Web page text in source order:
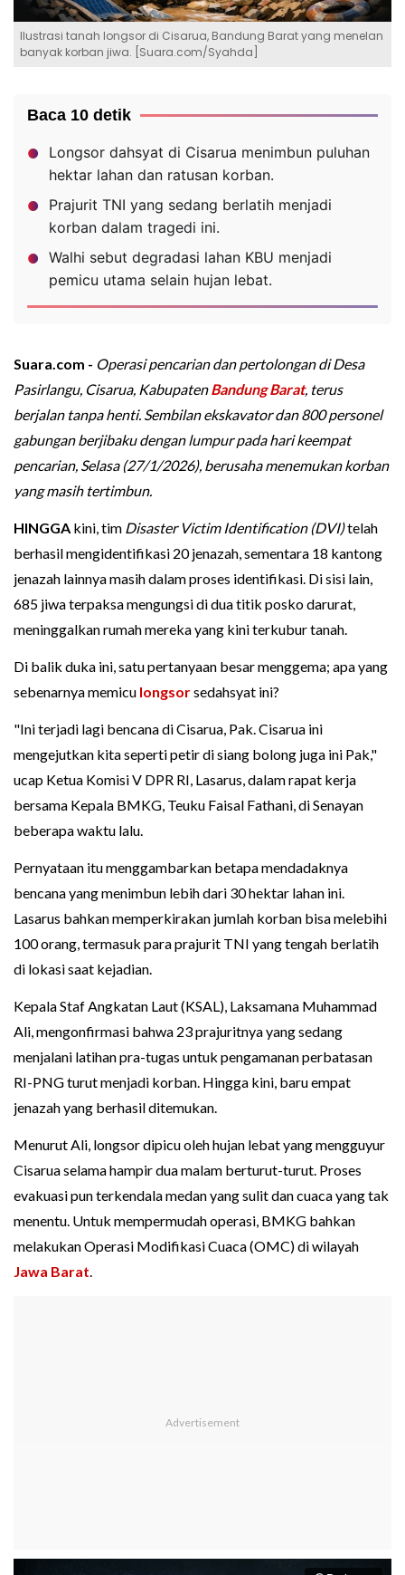
Ilustrasi tanah longsor di Cisarua, Bandung Barat yang menelan
banyak korban jiwa. [Suara.com/Syahda]
Baca 10 detik
Longsor dahsyat di Cisarua menimbun puluhan
hektar lahan dan ratusan korban.
Prajurit TNI yang sedang berlatih menjadi
korban dalam tragedi ini.
Walhi sebut degradasi lahan KBU menjadi
pemicu utama selain hujan lebat.
Suara.com - Operasi pencarian dan pertolongan di Desa
Pasirlangu, Cisarua, KabupatenBandung Barat, terus
berjalan tanpa henti. Sembilan ekskavator dan 800 personel
gabungan berjibaku dengan lumpur pada hari keempat
pencarian, Selasa (27/1/2026), berusaha menemukan korban
yang masih tertimbun.
HINGGA kini, tim Disaster Victim Identification (DVI)telah
berhasil mengidentifikasi 20 jenazah, sementara 18 kantong
jenazah lainnya masih dalam proses identifikasi. Di sisi lain,
685 jiwa terpaksa mengungsi di dua titik posko darurat,
meninggalkan rumah mereka yang kini terkubur tanah.
Di balik duka ini, satu pertanyaan besar menggema; apa yang
sebenarnya memicu longsorsedahsyat ini?
"Ini terjadi lagi bencana di Cisarua, Pak. Cisarua ini
mengejutkan kita seperti petir di siang bolong juga ini Pak,"
ucap Ketua Komisi V DPR RI, Lasarus, dalam rapat kerja
bersama Kepala BMKG, Teuku Faisal Fathani, di Senayan
beberapa waktu lalu.
Pernyataan itu menggambarkan betapa mendadaknya
bencana yang menimbun lebih dari 30 hektar lahan ini.
Lasarus bahkan memperkirakan jumlah korban bisa melebihi
100 orang, termasuk para prajurit TNI yang tengah berlatih
di lokasi saat kejadian.
Kepala Staf Angkatan Laut (KSAL), Laksamana Muhammad
Ali, mengonfirmasi bahwa 23 prajuritnya yang sedang
menjalani latihan pra-tugas untuk pengamanan perbatasan
RI-PNG turut menjadi korban. Hingga kini, baru empat
jenazah yang berhasil ditemukan.
Menurut Ali, longsor dipicu oleh hujan lebat yang mengguyur
Cisarua selama hampir dua malam berturut-turut. Proses
evakuasi pun terkendala medan yang sulit dan cuaca yang tak
menentu. Untuk mempermudah operasi, BMKG bahkan
melakukan Operasi Modifikasi Cuaca (OMC) di wilayah
Jawa Barat